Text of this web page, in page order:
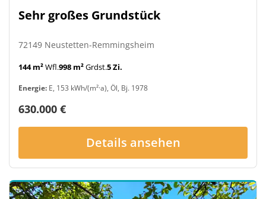
Sehr großes Grundstück
72149 Neustetten-Remmingsheim
144 m²Wfl.998 m²Grdst.5 Zi.
Energie: E, 153 kWh/(m²·a), Öl, Bj. 1978
630.000 €
Details ansehen